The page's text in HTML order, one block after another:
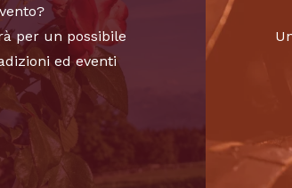
per un possibile
ed eventi